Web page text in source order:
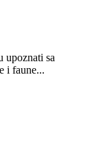
upoznati sa
i faune...